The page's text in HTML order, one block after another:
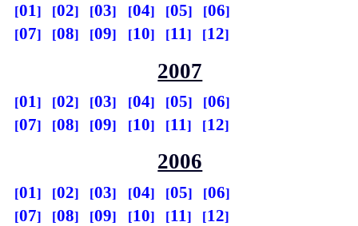
01 02 03 04 05
06
07
08 09 10 11 12
2007
01 02 03 04 05
06
07
08 09 10 11 12
2006
01 02 03 04 05
06
07
08 09 10 11 12